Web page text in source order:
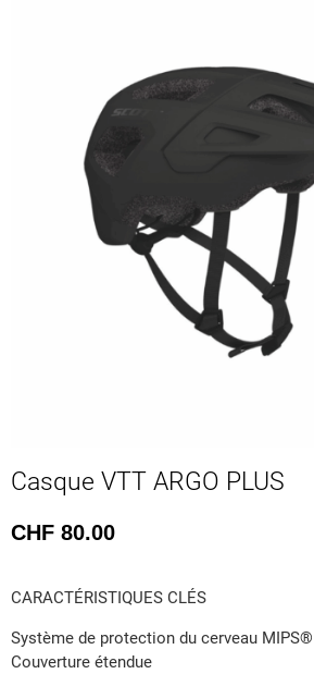
Casque VTT ARGO PLUS
CHF 80.00
CARACTÉRISTIQUES CLÉS
Système de protection du cerveau MIPS®
Couverture étendue